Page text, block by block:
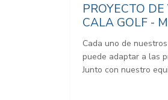
PROYECTO
CALA GOLF -
Cada uno de
puede adaptar a las
Junto con nuestro